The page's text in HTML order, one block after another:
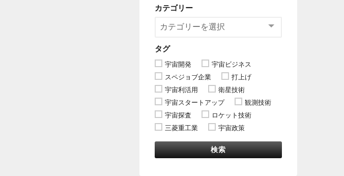
カテゴリー
タグ
宇宙開発
宇宙ビジネス
スペジョブ企業
打上げ
宇宙利活用
衛星技術
宇宙スタートアップ
観測技術
宇宙探査
ロケット技術
三菱重工業
宇宙政策
検索